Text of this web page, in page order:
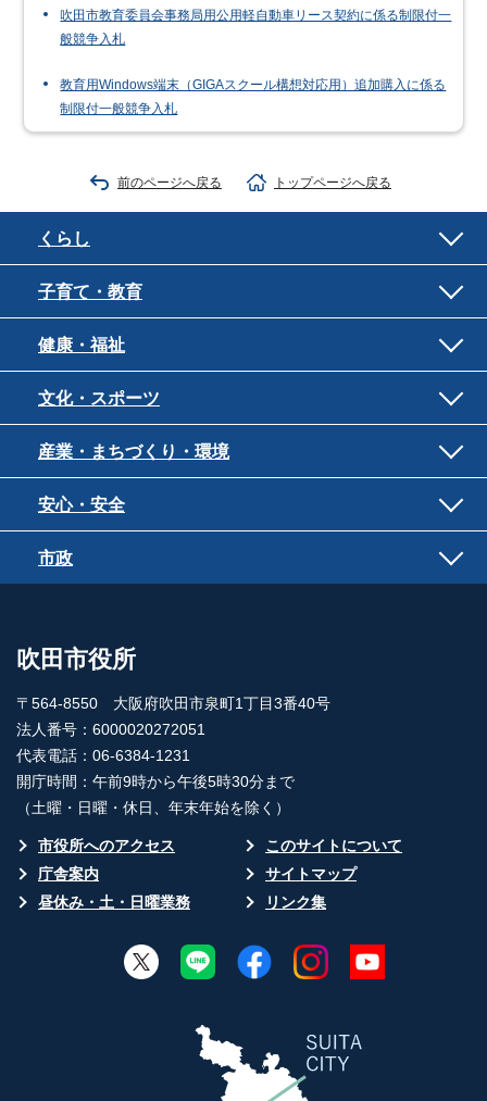
吹田市教育委員会事務局用公用軽自動車リース契約に係る制限付一
般競争入札
教育用Windows端末（GIGAスクール構想対応用）追加購入に係る
制限付一般競争入札
前のページへ戻る トップページへ戻る
くらし
子育て・教育
健康・福祉
文化・スポーツ
産業・まちづくり・環境
安心・安全
市政
吹田市役所
〒564-8550 大阪府吹田市泉町1丁目3番40号
法人番号：6000020272051
代表電話：06-6384-1231
開庁時間：午前9時から午後5時30分まで
（土曜・日曜・休日、年末年始を除く）
市役所へのアクセス
このサイトについて
庁舎案内
サイトマップ
昼休み・土・日曜業務
リンク集